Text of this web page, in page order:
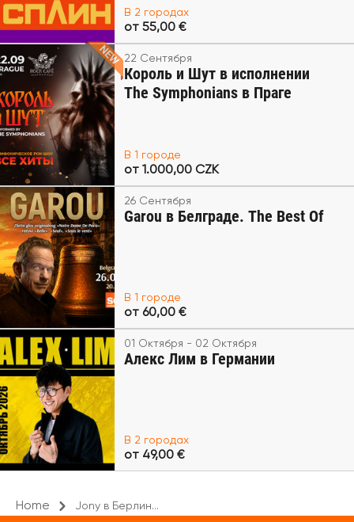
В 2 городах
от 55,00 €
22 Сентября
Король и Шут в исполнении
The Symphonians в Праге
В 1 городе
от 1.000,00 CZK
26 Сентября
Garou в Белграде. The Best Of
В 1 городе
от 60,00 €
01 Октября - 02 Октября
Алекс Лим в Германии
В 2 городах
от 49,00 €
Home Jony в Берлин...